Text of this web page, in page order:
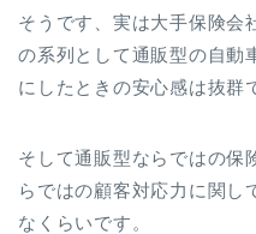
そうです、実は大手保険会
の系列として通販型の自動
にしたときの安心感は抜群
そして通販型ならではの保
らではの顧客対応力に関し
なくらいです。